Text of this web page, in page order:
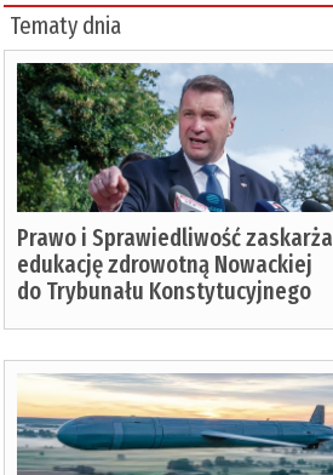
Tematy dnia
Prawo i Sprawiedliwość zaskarża
edukację zdrowotną Nowackiej
do Trybunału Konstytucyjnego